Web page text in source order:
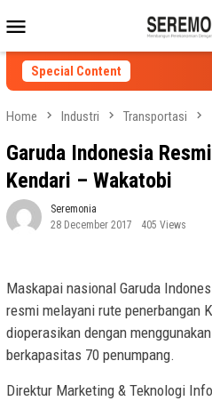
to
contentMenu
Special Content
Home Industri Transportasi
Garuda Indonesia
Kendari – Wakatobi
Seremonia
28 December 2017
405 Views
Maskapai nasional Garuda
resmi melayani rute penerbangan
dioperasikan dengan
berkapasitas 70 penumpang.
Direktur Marketing & Teknologi